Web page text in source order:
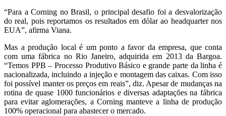
“Para a Corning no Brasil, o principal desafio foi a desvalorização
do real, pois reportamos os resultados em dólar ao headquarter nos
EUA”, afirma Viana.
Mas a produção local é um ponto a favor da empresa, que conta
com uma fábrica no Rio Janeiro, adquirida em 2013 da Bargoa.
“Temos PPB – Processo Produtivo Básico e grande parte da linha é
nacionalizada, incluindo a injeção e montagem das caixas. Com isso
foi possível manter os preços em reais”, diz. Apesar de mudanças na
rotina de quase 1000 funcionários e diversas adaptações na fábrica
para evitar aglomerações, a Corning manteve a linha de produção
100% operacional para abastecer o mercado.